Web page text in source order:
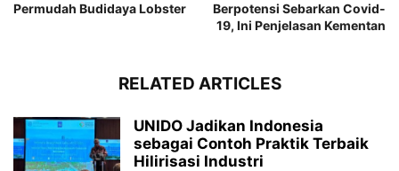
Permudah Budidaya Lobster
Berpotensi Sebarkan Covid-
19, Ini Penjelasan Kementan
RELATED ARTICLES
UNIDO Jadikan Indonesia
sebagai Contoh Praktik Terbaik
Hilirisasi Industri